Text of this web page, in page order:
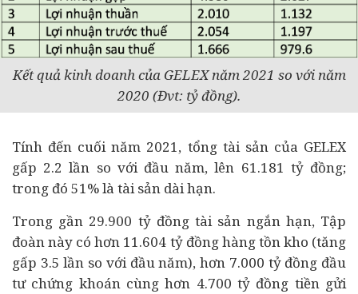
Kết quả kinh doanh của GELEX năm 2021 so với năm
2020 (Đvt: tỷ đồng).
Tính đến cuối năm 2021, tổng tài sản của GELEX
gấp 2.2 lần so với đầu năm, lên 61.181 tỷ đồng;
trong đó 51% là tài sản dài hạn.
Trong gần 29.900 tỷ đồng tài sản ngắn hạn, Tập
đoàn này có hơn 11.604 tỷ đồng hàng tồn kho (tăng
gấp 3.5 lần so với đầu năm), hơn 7.000 tỷ đồng đầu
tưchứng khoán cùng hơn 4.700 tỷ đồng tiền gửi